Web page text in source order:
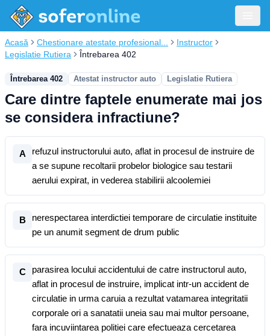
Acasă Chestionare atestate profesional...
Instructor
Legislatie Rutiera
Întrebarea 402
Întrebarea 402 Atestat instructor auto Legislatie Rutiera
Care dintre faptele enumerate mai jos
se considera infractiune?
A
refuzul instructorului auto, aflat in procesul de instruire de
a se supune recoltarii probelor biologice sau testarii
aerului expirat, in vederea stabilirii alcoolemiei
B
nerespectarea interdictiei temporare de circulatie instituite
pe un anumit segment de drum public
C
parasirea locului accidentului de catre instructorul auto,
aflat in procesul de instruire, implicat intr-un accident de
circulatie in urma caruia a rezultat vatamarea integritatii
corporale ori a sanatatii uneia sau mai multor persoane,
fara incuviintarea politiei care efectueaza cercetarea